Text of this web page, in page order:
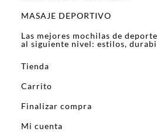
MASAJE DEPORTIVO
Las mejores mochilas de
al siguiente nivel: estilos,
Tienda
Carrito
Finalizar compra
Mi cuenta